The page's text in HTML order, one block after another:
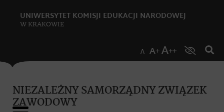
UNIWERSYTET KOMISJI EDUKACJI NARODOWEJ
W KRAKOWIE
NIEZALEŻNY SAMORZĄDNY ZWIĄZEK
ZAWODOWY